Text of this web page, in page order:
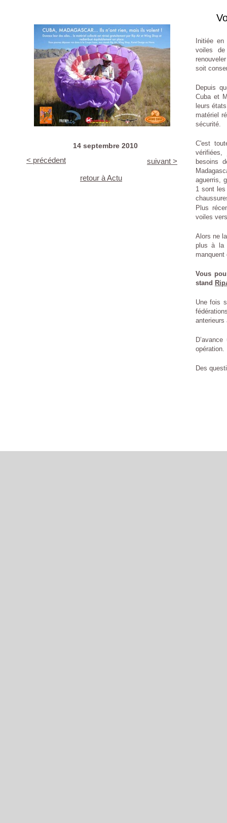
Initiée
voiles
soit
Depuis
Cuba et
leurs
matériel
sécurité.
C'est
vérifiées,
besoins
aguerris,
1 sont
Plus
voiles
Alors ne
plus à la
manquent
Vous
stand
Une fois
anterieurs
opération.
Des
14 septembre 2010
suivant >
< précédent
retour à Actu